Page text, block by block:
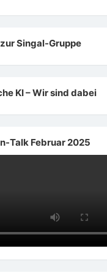
Singal-Gruppe
KI – Wir sind dabei
Talk Februar 2025